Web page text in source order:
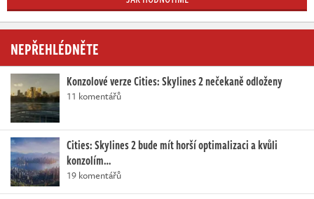
NEPŘEHLÉDNĚTE
Konzolové verze Cities: Skylines 2 nečekaně odloženy
11 komentářů
Cities: Skylines 2 bude mít horší optimalizaci a kvůli
konzolím…
19 komentářů